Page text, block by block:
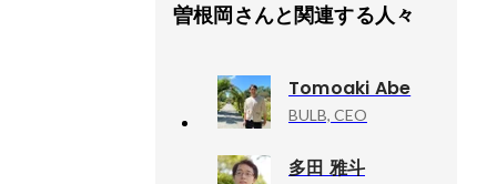
曽根岡さんと関連する人々
Tomoaki Abe
BULB, CEO
多田 雅斗